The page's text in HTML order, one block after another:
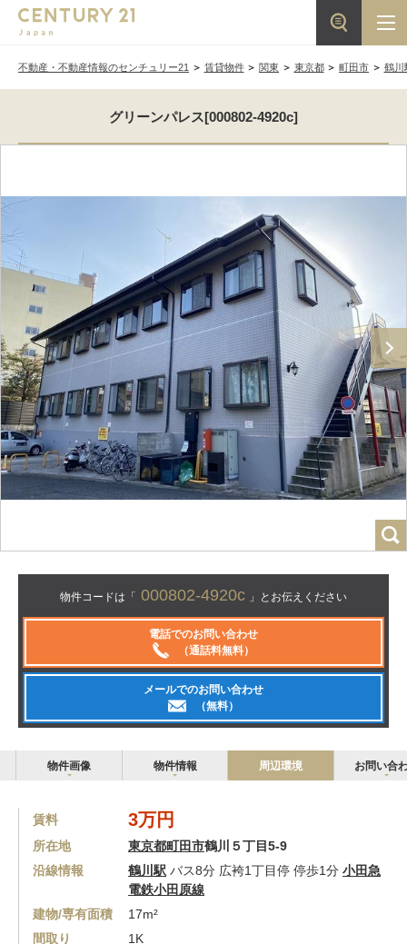
不動産・不動産情報のセンチュリー21 賃貸物件 関東 東京都 町田市 鶴川
グリーンパレス[000802-4920c]
物件コードは「 000802-4920c 」とお伝えください
電話でのお問い合わせ
（通話料無料）
メールでのお問い合わせ
（無料）
物件画像 物件情報 周辺環境 お問い合
賃料 3万円
所在地 東京都町田市鶴川５丁目5-9
沿線情報
鶴川駅 バス8分 広袴1丁目停 停歩1分 小田急
電鉄小田原線
建物/専有面積
17m²
間取り
1K